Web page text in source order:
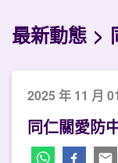
最新動態
2025 年 11 月
同仁關愛防